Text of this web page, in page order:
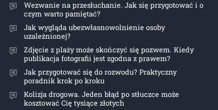
Wezwanie na przesłuchanie. Jak się przygotować i o
czym warto pamiętać?
Jak wygląda ubezwłasnowolnienie osoby
uzależnionej?
Zdjęcie z plaży może skończyć się pozwem. Kiedy
publikacja fotografii jest zgodna z prawem?
Jak przygotować się do rozwodu? Praktyczny
poradnik krok po kroku
Kolizja drogowa. Jeden błąd po stłuczce może
kosztować Cię tysiące złotych